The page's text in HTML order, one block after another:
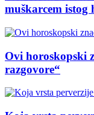
muškarcem istog
Ovi horoskopski
razgovore“